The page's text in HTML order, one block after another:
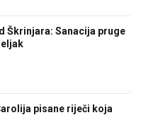
Škrinjara: Sanacija pruge
pisane riječi koja